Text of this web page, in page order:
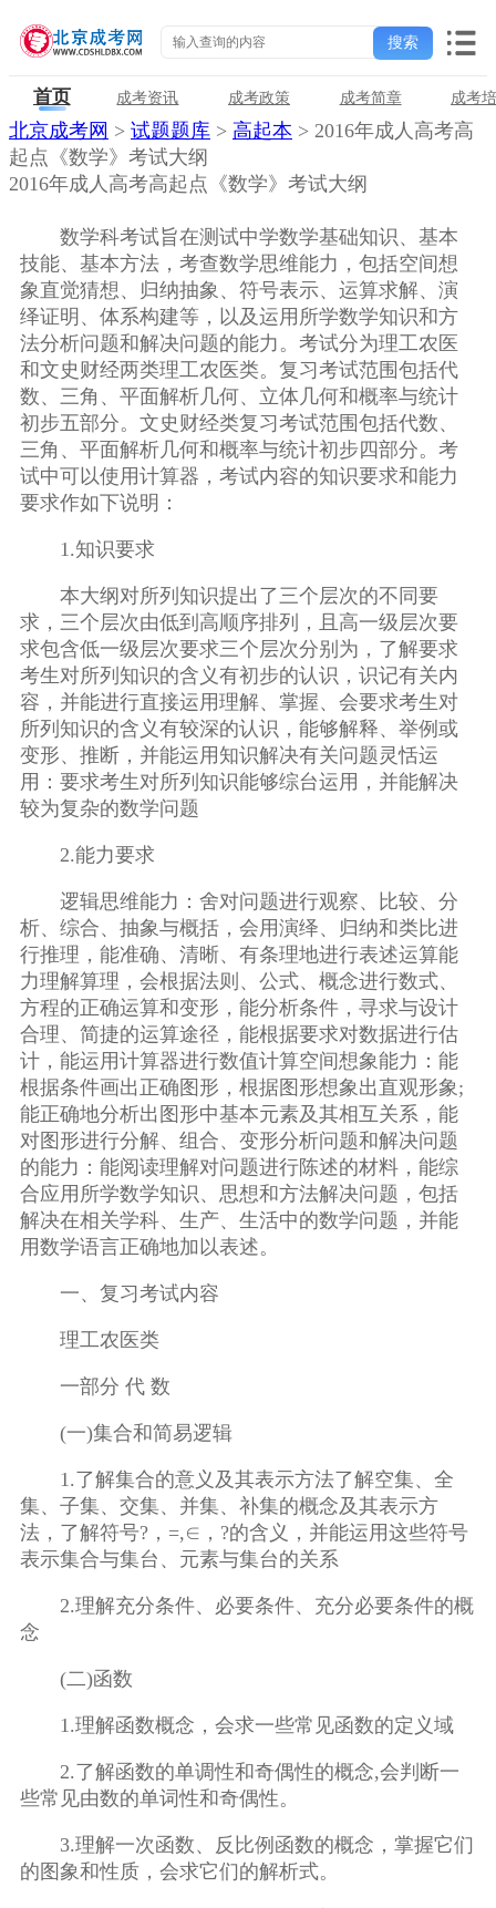
首页 成考资讯 成考政策 成考简章 成考
北京成考网 > 试题题库 > 高起本 > 2016年成人高考高
起点《数学》考试大纲
2016年成人高考高起点《数学》考试大纲
数学科考试旨在测试中学数学基础知识、基本
技能、基本方法，考查数学思维能力，包括空间想
象直觉猜想、归纳抽象、符号表示、运算求解、演
绎证明、体系构建等，以及运用所学数学知识和方
法分析问题和解决问题的能力。考试分为理工农医
和文史财经两类理工农医类。复习考试范围包括代
数、三角、平面解析几何、立体几何和概率与统计
初步五部分。文史财经类复习考试范围包括代数、
三角、平面解析几何和概率与统计初步四部分。考
试中可以使用计算器，考试内容的知识要求和能力
要求作如下说明：
1.知识要求
本大纲对所列知识提出了三个层次的不同要
求，三个层次由低到高顺序排列，且高一级层次要
求包含低一级层次要求三个层次分别为，了解要求
考生对所列知识的含义有初步的认识，识记有关内
容，并能进行直接运用理解、掌握、会要求考生对
所列知识的含义有较深的认识，能够解释、举例或
变形、推断，并能运用知识解决有关问题灵恬运
用：要求考生对所列知识能够综台运用，并能解决
较为复杂的数学问题
2.能力要求
逻辑思维能力：舍对问题进行观察、比较、分
析、综合、抽象与概括，会用演绎、归纳和类比进
行推理，能准确、清晰、有条理地进行表述运算能
力理解算理，会根据法则、公式、概念进行数式、
方程的正确运算和变形，能分析条件，寻求与设计
合理、简捷的运算途径，能根据要求对数据进行估
计，能运用计算器进行数值计算空间想象能力：能
根据条件画出正确图形，根据图形想象出直观形象;
能正确地分析出图形中基本元素及其相互关系，能
对图形进行分解、组合、变形分析问题和解决问题
的能力：能阅读理解对问题进行陈述的材料，能综
合应用所学数学知识、思想和方法解决问题，包括
解决在相关学科、生产、生活中的数学问题，并能
用数学语言正确地加以表述。
一、复习考试内容
理工农医类
一部分 代 数
(一)集合和简易逻辑
1.了解集合的意义及其表示方法了解空集、全
集、子集、交集、并集、补集的概念及其表示方
法，了解符号?，=,∈，?的含义，并能运用这些符号
表示集合与集台、元素与集台的关系
2.理解充分条件、必要条件、充分必要条件的概
念
(二)函数
1.理解函数概念，会求一些常见函数的定义域
2.了解函数的单调性和奇偶性的概念,会判断一
些常见由数的单词性和奇偶性。
3.理解一次函数、反比例函数的概念，掌握它们
的图象和性质，会求它们的解析式。